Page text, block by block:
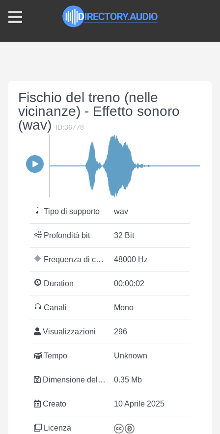
Fischio del treno (nelle
vicinanze) - Effetto sonoro
(wav)
ID:36778
Tipo di supporto wav
Profondità bit 32 Bit
Frequenza di campionamento 48000 Hz
Duration 00:00:02
Canali Mono
Visualizzazioni 296
Tempo Unknown
Dimensione del file 0.35 Mb
Creato 10 Aprile 2025
Licenza